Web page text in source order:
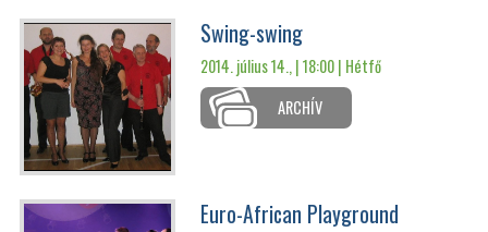
Swing-swing
2014. július 14., | 18:00 | Hétfő
ARCHÍV
Euro-African Playground